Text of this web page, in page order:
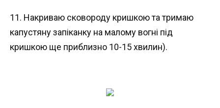
11. Накриваю сковороду кришкою та тримаю
капустяну запіканку на малому вогні під
кришкою ще приблизно 10-15 хвилин).